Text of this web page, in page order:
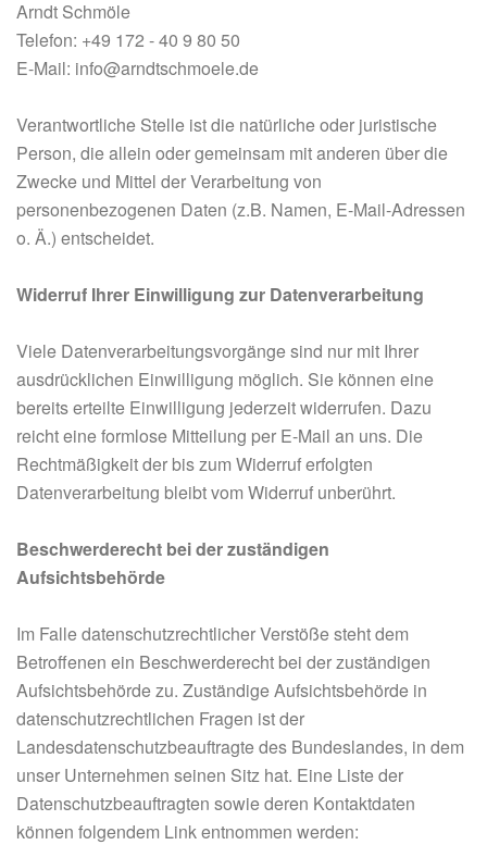
Arndt Schmöle
Telefon: +49 172 - 40 9 80 50
E-Mail: info@arndtschmoele.de
Verantwortliche Stelle ist die natürliche oder juristische
Person, die allein oder gemeinsam mit anderen über die
Zwecke und Mittel der Verarbeitung von
personenbezogenen Daten (z.B. Namen, E-Mail-Adressen
o. Ä.) entscheidet.
Widerruf Ihrer Einwilligung zur Datenverarbeitung
Viele Datenverarbeitungsvorgänge sind nur mit Ihrer
ausdrücklichen Einwilligung möglich. Sie können eine
bereits erteilte Einwilligung jederzeit widerrufen. Dazu
reicht eine formlose Mitteilung per E-Mail an uns. Die
Rechtmäßigkeit der bis zum Widerruf erfolgten
Datenverarbeitung bleibt vom Widerruf unberührt.
Beschwerderecht bei der zuständigen
Aufsichtsbehörde
Im Falle datenschutzrechtlicher Verstöße steht dem
Betroffenen ein Beschwerderecht bei der zuständigen
Aufsichtsbehörde zu. Zuständige Aufsichtsbehörde in
datenschutzrechtlichen Fragen ist der
Landesdatenschutzbeauftragte des Bundeslandes, in dem
unser Unternehmen seinen Sitz hat. Eine Liste der
Datenschutzbeauftragten sowie deren Kontaktdaten
können folgendem Link entnommen werden: